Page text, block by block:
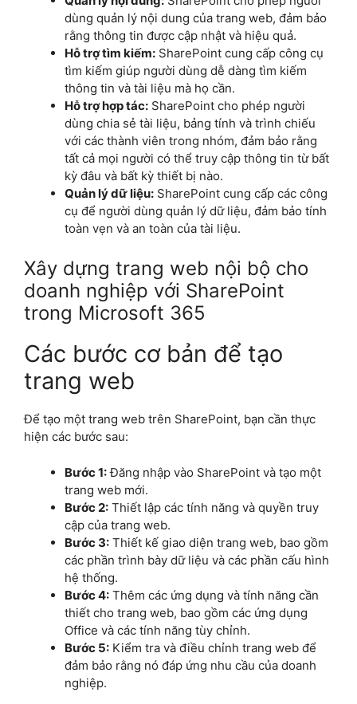
dùng quản lý nội dung của trang web, đảm bảo
rằng thông tin được cập nhật và hiệu quả.
Hỗ trợ tìm kiếm: SharePoint cung cấp công cụ
tìm kiếm giúp người dùng dễ dàng tìm kiếm
thông tin và tài liệu mà họ cần.
Hỗ trợ hợp tác: SharePoint cho phép người
dùng chia sẻ tài liệu, bảng tính và trình chiếu
với các thành viên trong nhóm, đảm bảo rằng
tất cả mọi người có thể truy cập thông tin từ bất
kỳ đâu và bất kỳ thiết bị nào.
Quản lý dữ liệu: SharePoint cung cấp các công
cụ để người dùng quản lý dữ liệu, đảm bảo tính
toàn vẹn và an toàn của tài liệu.
Xây dựng trang web nội bộ cho
doanh nghiệp với SharePoint
trong Microsoft 365
Các bước cơ bản để tạo
trang web
Để tạo một trang web trên SharePoint, bạn cần thực
hiện các bước sau:
Bước 1:Đăng nhập vào SharePoint và tạo một
trang web mới.
Bước 2: Thiết lập các tính năng và quyền truy
cập của trang web.
Bước 3: Thiết kế giao diện trang web, bao gồm
các phần trình bày dữ liệu và các phần cấu hình
hệ thống.
Bước 4: Thêm các ứng dụng và tính năng cần
thiết cho trang web, bao gồm các ứng dụng
Office và các tính năng tùy chỉnh.
Bước 5: Kiểm tra và điều chỉnh trang web để
đảm bảo rằng nó đáp ứng nhu cầu của doanh
nghiệp.